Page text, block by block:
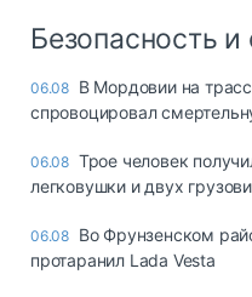
Безопасность и
06.08 В Мордовии на
спровоцировал
06.08 Трое человек
легковушки и двух
06.08 Во Фрунзенском
протаранил Lada Vesta